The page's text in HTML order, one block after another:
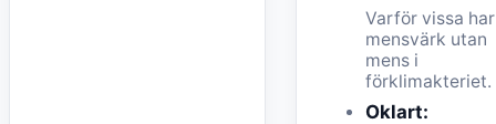
Varför vissa har
mensvärk utan
mens i
förklimakteriet.
Oklart: